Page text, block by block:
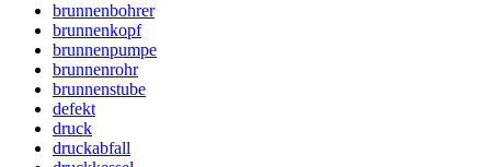
brunnenbohrer
brunnenkopf
brunnenpumpe
brunnenrohr
brunnenstube
defekt
druck
druckabfall